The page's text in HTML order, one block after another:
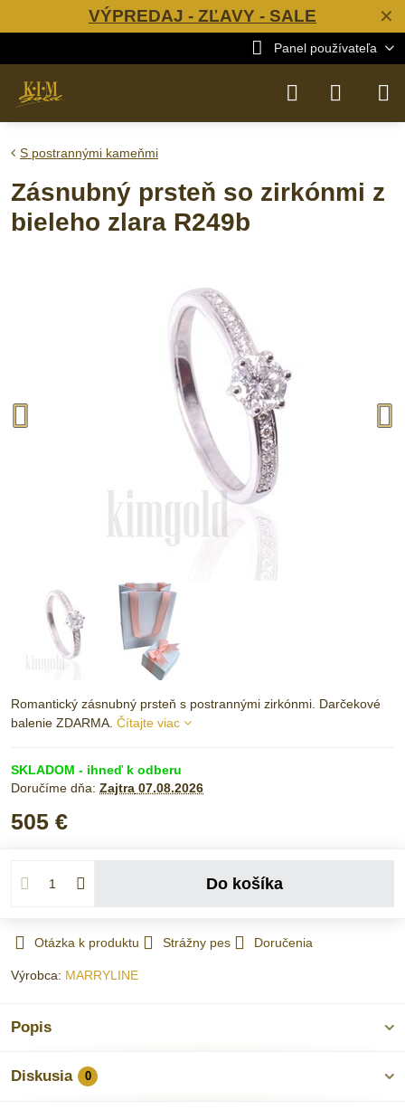
✕
VÝPREDAJ - ZĽAVY - SALE
Panel používateľa
S postrannými kameňmi
Zásnubný prsteň so zirkónmi z
bieleho zlara R249b
Romantický zásnubný prsteň s postrannými zirkónmi. Darčekové
balenie ZDARMA. Čítajte viac
SKLADOM - ihneď k odberu
Doručíme dňa: Zajtra 07.08.2026
505 €
Do košíka
Otázka k produktu Strážny pes Doručenia
Výrobca: MARRYLINE
Popis
Diskusia 0